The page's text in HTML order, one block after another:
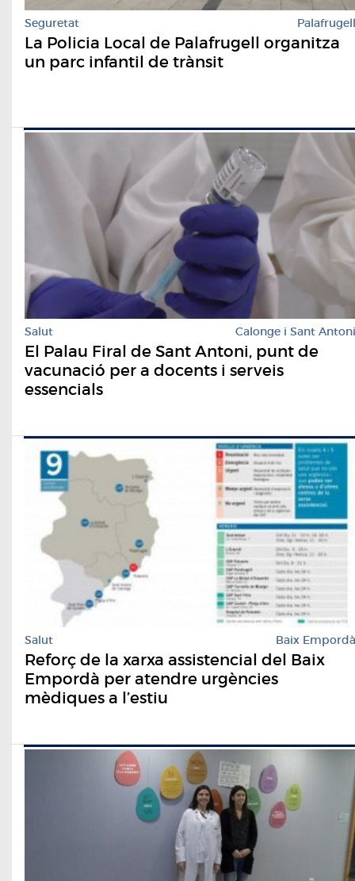
Seguretat Palafrugell
La Policia Local de Palafrugell organitza
un parc infantil de trànsit
Salut Calonge i Sant Antoni
El Palau Firal de Sant Antoni, punt de
vacunació per a docents i serveis
essencials
Salut Baix Empordà
Reforç de la xarxa assistencial del Baix
Empordà per atendre urgències
mèdiques a l’estiu